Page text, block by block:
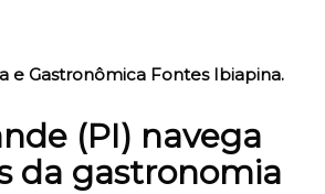
e Gastronômica Fontes Ibiapina.
(PI) navega
da gastronomia